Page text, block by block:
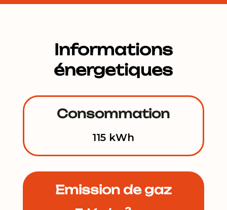
Informations
énergetiques
Consommation
115 kWh
Emission de gaz